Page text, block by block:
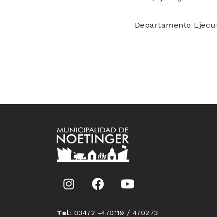
Departamento
Tel: 03472 -470119 / 470273